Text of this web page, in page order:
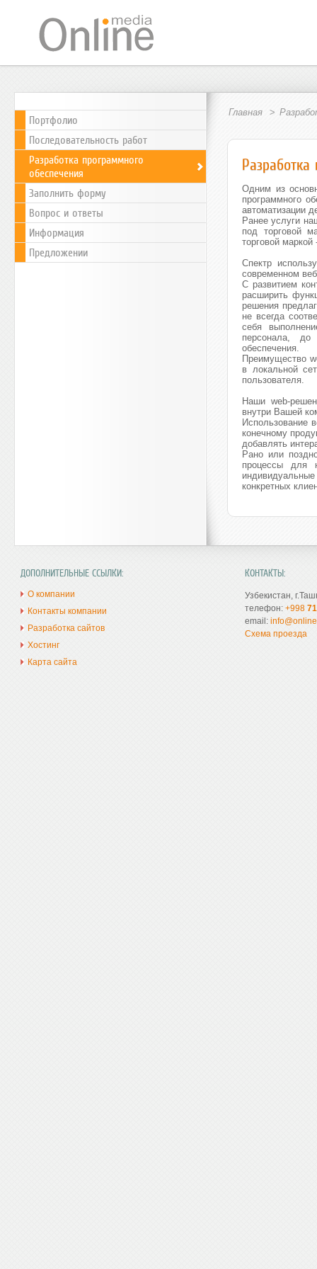
Главная
Одним из
программного
автоматизации
Ранее услуги
под торговой
торговой
Спектр
современном
С развитием
расширить
решения
не всегда
себя
персонала, до
обеспечения.
Преимущество
в локальной
пользователя.
Наши web-
внутри Вашей
Использование
конечному
добавлять
Рано или
процессы для
конкретных
Портфолио
Последовательность работ
Разработка программного
обеспечения
Заполнить форму
Вопрос и ответы
Информация
Предложении
ДОПОЛНИТЕЛЬНЫЕ ССЫЛКИ:
О компании
Контакты компании
Разработка сайтов
Хостинг
Карта сайта
КОНТАКТЫ:
Узбекистан,
телефон: +99871
email:
Схема проезда